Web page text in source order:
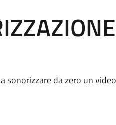
sonorizzare da zero un video